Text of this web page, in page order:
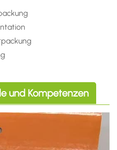
und Kompetenzen